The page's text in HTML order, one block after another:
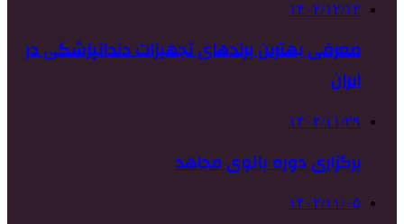
۱۴۰۲/۱۲/۱۲
معرفی بهترین برندهای تجهیزات دندانپزشکی در
ایران
۱۴۰۲/۱۱/۲۹
برگزاری دوره بانوی مجاهد
۱۴۰۲/۱۱/۰۵